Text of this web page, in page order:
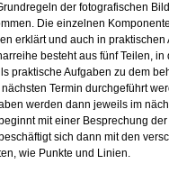
der fotografischen
Die einzelnen
erklärt und auch in praktischen
besteht aus fünf Teilen, in
praktische Aufgaben zu dem
Termin durchgeführt
werden dann jeweils im
mit einer Besprechung
sich dann mit den
wie Punkte und Linien.